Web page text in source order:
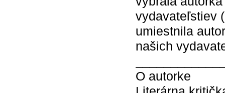
vydavateľstiev
umiestnila
našich
O autorke